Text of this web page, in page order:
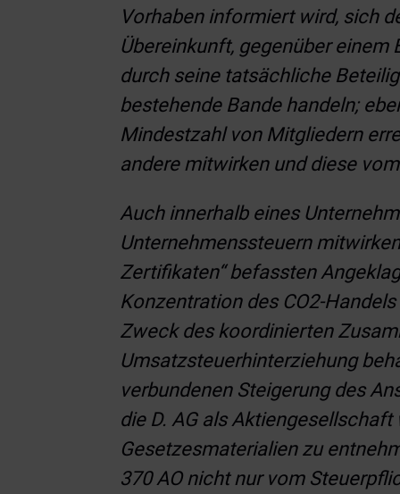
Vorhaben informiert wird, sich
Übereinkunft, gegenüber
durch seine tatsächliche
bestehende Bande handeln;
Mindestzahl von Mitgliedern
andere mitwirken und diese
Auch innerhalb eines
Unternehmenssteuern
Zertifikaten“ befassten
Konzentration des CO2-
Zweck des koordinierten
Umsatzsteuerhinterziehung
verbundenen Steigerung des
die D. AG als
Gesetzesmaterialien zu
370 AO nicht nur vom